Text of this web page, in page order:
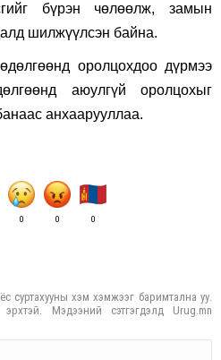
бүрэн чөлөөлж, замын
шилжүүлсэн байна.
оролцохдоо дүрмээ
аюулгүй оролцохыг
анхаарууллаа.
0 0 0
суртахууны хэм хэмжээг баримтална уу.
Мэдээний сэтгэгдэлд Urug.mn